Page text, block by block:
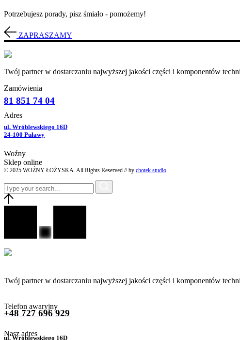
Potrzebujesz porady, pisz śmiało - pomożemy!
ZAPRASZAMY
Twój partner w dostarczaniu najwyższej jakości części i komponentów
Zamówienia
81 851 74 04
Adres
ul. Wróblewskiego 16D
24-100 Puławy
Woźny
Sklep online
© 2025 WOŹNY ŁOŻYSKA. All Rights Reserved // by chotek studio
Twój partner w dostarczaniu najwyższej jakości części i komponentów
Telefon awaryjny
+48 727 696 929
Nasz adres
ul. Wróblewskiego 16D